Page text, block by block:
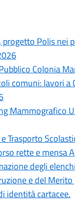
progetto Polis
Colonia
comuni: lavori a
Mammografico
Trasporto
rette e mensa
degli
e del Merito
identità cartacee.